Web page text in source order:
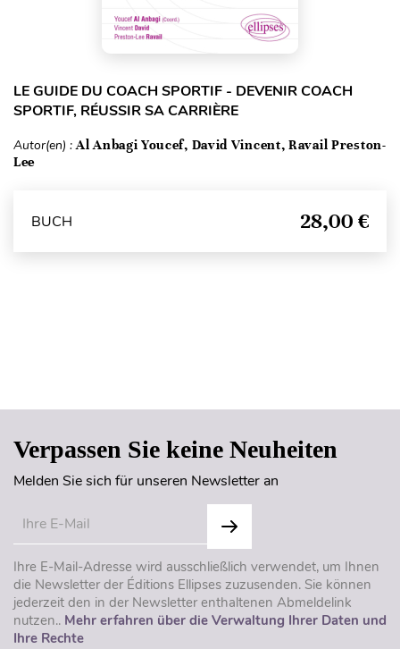
LE GUIDE DU COACH SPORTIF - DEVENIR COACH
SPORTIF, RÉUSSIR SA CARRIÈRE
Autor(en) :Al Anbagi Youcef, David Vincent, Ravail Preston-
Lee
BUCH 28,00 €
Verpassen Sie keine Neuheiten
Melden Sie sich für unseren Newsletter an
Ihre E-Mail-Adresse wird ausschließlich verwendet, um Ihnen
die Newsletter der Éditions Ellipses zuzusenden. Sie können
jederzeit den in der Newsletter enthaltenen Abmeldelink
nutzen.. Mehr erfahren über die Verwaltung Ihrer Daten und
Ihre Rechte